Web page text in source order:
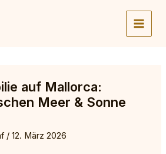
auf Mallorca:
Meer & Sonne
/ 12. März 2026